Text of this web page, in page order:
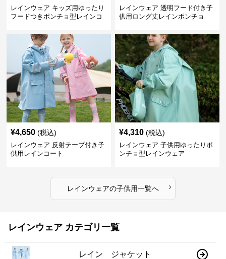
レインウェア キッズ用ゆったり
フードつきポンチョ型レインコ
レインウェア 透明フード付き子
供用ロング丈レインポンチョ
¥4,650 (税込)
レインウェア 反射テープ付き子
供用レインコート
¥4,310 (税込)
レインウェア 子供用ゆったりポ
ンチョ型レインウェア
レインウェアの子供用一覧へ ›
レインウェア カテゴリ一覧
レイン ジャケット